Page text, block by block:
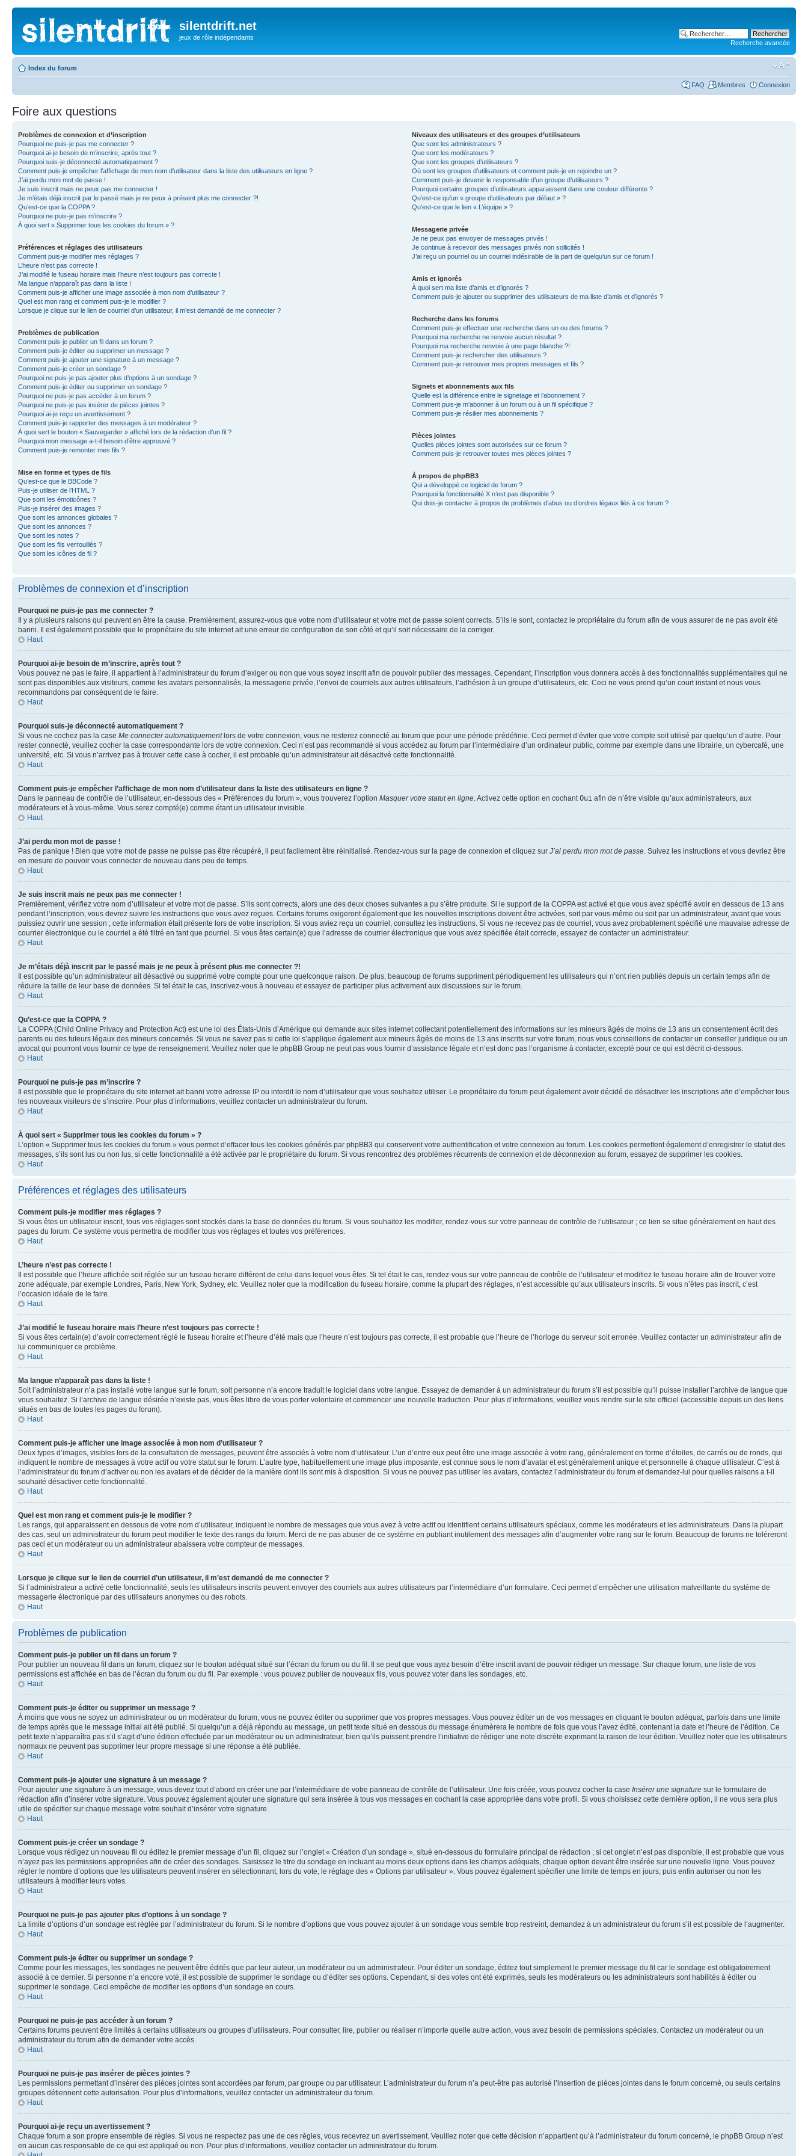
silentdrift.net
jeux de rôle indépendants
Recherche avancée
Index du forum
FAQ Membres Connexion
Foire aux questions
Problèmes de connexion et d’inscription
Pourquoi ne puis-je pas me connecter ?
Pourquoi ai-je besoin de m’inscrire, après tout ?
Pourquoi suis-je déconnecté automatiquement ?
Comment puis-je empêcher l’affichage de mon nom d’utilisateur dans la liste des utilisateurs en ligne ?
J’ai perdu mon mot de passe !
Je suis inscrit mais ne peux pas me connecter !
Je m’étais déjà inscrit par le passé mais je ne peux à présent plus me connecter ?!
Qu’est-ce que la COPPA ?
Pourquoi ne puis-je pas m’inscrire ?
À quoi sert « Supprimer tous les cookies du forum » ?
Préférences et réglages des utilisateurs
Comment puis-je modifier mes réglages ?
L’heure n’est pas correcte !
J’ai modifié le fuseau horaire mais l’heure n’est toujours pas correcte !
Ma langue n’apparaît pas dans la liste !
Comment puis-je afficher une image associée à mon nom d’utilisateur ?
Quel est mon rang et comment puis-je le modifier ?
Lorsque je clique sur le lien de courriel d’un utilisateur, il m’est demandé de me connecter ?
Problèmes de publication
Comment puis-je publier un fil dans un forum ?
Comment puis-je éditer ou supprimer un message ?
Comment puis-je ajouter une signature à un message ?
Comment puis-je créer un sondage ?
Pourquoi ne puis-je pas ajouter plus d’options à un sondage ?
Comment puis-je éditer ou supprimer un sondage ?
Pourquoi ne puis-je pas accéder à un forum ?
Pourquoi ne puis-je pas insérer de pièces jointes ?
Pourquoi ai-je reçu un avertissement ?
Comment puis-je rapporter des messages à un modérateur ?
À quoi sert le bouton « Sauvegarder » affiché lors de la rédaction d’un fil ?
Pourquoi mon message a-t-il besoin d’être approuvé ?
Comment puis-je remonter mes fils ?
Mise en forme et types de fils
Qu’est-ce que le BBCode ?
Puis-je utiliser de l’HTML ?
Que sont les émoticônes ?
Puis-je insérer des images ?
Que sont les annonces globales ?
Que sont les annonces ?
Que sont les notes ?
Que sont les fils verrouillés ?
Que sont les icônes de fil ?
Niveaux des utilisateurs et des groupes d’utilisateurs
Que sont les administrateurs ?
Que sont les modérateurs ?
Que sont les groupes d’utilisateurs ?
Où sont les groupes d’utilisateurs et comment puis-je en rejoindre un ?
Comment puis-je devenir le responsable d’un groupe d’utilisateurs ?
Pourquoi certains groupes d’utilisateurs apparaissent dans une couleur différente ?
Qu’est-ce qu’un « groupe d’utilisateurs par défaut » ?
Qu’est-ce que le lien « L’équipe » ?
Messagerie privée
Je ne peux pas envoyer de messages privés !
Je continue à recevoir des messages privés non sollicités !
J’ai reçu un pourriel ou un courriel indésirable de la part de quelqu’un sur ce forum !
Amis et ignorés
À quoi sert ma liste d’amis et d’ignorés ?
Comment puis-je ajouter ou supprimer des utilisateurs de ma liste d’amis et d’ignorés ?
Recherche dans les forums
Comment puis-je effectuer une recherche dans un ou des forums ?
Pourquoi ma recherche ne renvoie aucun résultat ?
Pourquoi ma recherche renvoie à une page blanche ?!
Comment puis-je rechercher des utilisateurs ?
Comment puis-je retrouver mes propres messages et fils ?
Signets et abonnements aux fils
Quelle est la différence entre le signetage et l’abonnement ?
Comment puis-je m’abonner à un forum ou à un fil spécifique ?
Comment puis-je résilier mes abonnements ?
Pièces jointes
Quelles pièces jointes sont autorisées sur ce forum ?
Comment puis-je retrouver toutes mes pièces jointes ?
À propos de phpBB3
Qui a développé ce logiciel de forum ?
Pourquoi la fonctionnalité X n’est pas disponible ?
Qui dois-je contacter à propos de problèmes d’abus ou d’ordres légaux liés à ce forum ?
Problèmes de connexion et d’inscription
Pourquoi ne puis-je pas me connecter ?
Il y a plusieurs raisons qui peuvent en être la cause. Premièrement, assurez-vous que votre nom d’utilisateur et votre mot de passe soient corrects. S’ils le sont, contactez le propriétaire du forum afin de vous assurer de ne pas avoir été
banni. Il est également possible que le propriétaire du site internet ait une erreur de configuration de son côté et qu’il soit nécessaire de la corriger.
Haut
Pourquoi ai-je besoin de m’inscrire, après tout ?
Vous pouvez ne pas le faire, il appartient à l’administrateur du forum d’exiger ou non que vous soyez inscrit afin de pouvoir publier des messages. Cependant, l’inscription vous donnera accès à des fonctionnalités supplémentaires qui ne
sont pas disponibles aux visiteurs, comme les avatars personnalisés, la messagerie privée, l’envoi de courriels aux autres utilisateurs, l’adhésion à un groupe d’utilisateurs, etc. Ceci ne vous prend qu’un court instant et nous vous
recommandons par conséquent de le faire.
Haut
Pourquoi suis-je déconnecté automatiquement ?
Si vous ne cochez pas la case Me connecter automatiquementlors de votre connexion, vous ne resterez connecté au forum que pour une période prédéfinie. Ceci permet d’éviter que votre compte soit utilisé par quelqu’un d’autre. Pour
rester connecté, veuillez cocher la case correspondante lors de votre connexion. Ceci n’est pas recommandé si vous accédez au forum par l’intermédiaire d’un ordinateur public, comme par exemple dans une librairie, un cybercafé, une
université, etc. Si vous n’arrivez pas à trouver cette case à cocher, il est probable qu’un administrateur ait désactivé cette fonctionnalité.
Haut
Comment puis-je empêcher l’affichage de mon nom d’utilisateur dans la liste des utilisateurs en ligne ?
Dans le panneau de contrôle de l’utilisateur, en-dessous des « Préférences du forum », vous trouverez l’option Masquer votre statut en ligne . Activez cette option en cochant Oui afin de n’être visible qu’aux administrateurs, aux
modérateurs et à vous-même. Vous serez compté(e) comme étant un utilisateur invisible.
Haut
J’ai perdu mon mot de passe !
Pas de panique ! Bien que votre mot de passe ne puisse pas être récupéré, il peut facilement être réinitialisé. Rendez-vous sur la page de connexion et cliquez sur J’ai perdu mon mot de passe . Suivez les instructions et vous devriez être
en mesure de pouvoir vous connecter de nouveau dans peu de temps.
Haut
Je suis inscrit mais ne peux pas me connecter !
Premièrement, vérifiez votre nom d’utilisateur et votre mot de passe. S’ils sont corrects, alors une des deux choses suivantes a pu s’être produite. Si le support de la COPPA est activé et que vous avez spécifié avoir en dessous de 13 ans
pendant l’inscription, vous devrez suivre les instructions que vous avez reçues. Certains forums exigeront également que les nouvelles inscriptions doivent être activées, soit par vous-même ou soit par un administrateur, avant que vous
puissiez ouvrir une session ; cette information était présente lors de votre inscription. Si vous aviez reçu un courriel, consultez les instructions. Si vous ne recevez pas de courriel, vous avez probablement spécifié une mauvaise adresse de
courrier électronique ou le courriel a été filtré en tant que pourriel. Si vous êtes certain(e) que l’adresse de courrier électronique que vous avez spécifiée était correcte, essayez de contacter un administrateur.
Haut
Je m’étais déjà inscrit par le passé mais je ne peux à présent plus me connecter ?!
Il est possible qu’un administrateur ait désactivé ou supprimé votre compte pour une quelconque raison. De plus, beaucoup de forums suppriment périodiquement les utilisateurs qui n’ont rien publiés depuis un certain temps afin de
réduire la taille de leur base de données. Si tel était le cas, inscrivez-vous à nouveau et essayez de participer plus activement aux discussions sur le forum.
Haut
Qu’est-ce que la COPPA ?
La COPPA (Child Online Privacy and Protection Act) est une loi des États-Unis d’Amérique qui demande aux sites internet collectant potentiellement des informations sur les mineurs âgés de moins de 13 ans un consentement écrit des
parents ou des tuteurs légaux des mineurs concernés. Si vous ne savez pas si cette loi s’applique également aux mineurs âgés de moins de 13 ans inscrits sur votre forum, nous vous conseillons de contacter un conseiller juridique ou un
avocat qui pourront vous fournir ce type de renseignement. Veuillez noter que le phpBB Group ne peut pas vous fournir d’assistance légale et n’est donc pas l’organisme à contacter, excepté pour ce qui est décrit ci-dessous.
Haut
Pourquoi ne puis-je pas m’inscrire ?
Il est possible que le propriétaire du site internet ait banni votre adresse IP ou interdit le nom d’utilisateur que vous souhaitez utiliser. Le propriétaire du forum peut également avoir décidé de désactiver les inscriptions afin d’empêcher tous
les nouveaux visiteurs de s’inscrire. Pour plus d’informations, veuillez contacter un administrateur du forum.
Haut
À quoi sert « Supprimer tous les cookies du forum » ?
L’option « Supprimer tous les cookies du forum » vous permet d’effacer tous les cookies générés par phpBB3 qui conservent votre authentification et votre connexion au forum. Les cookies permettent également d’enregistrer le statut des
messages, s’ils sont lus ou non lus, si cette fonctionnalité a été activée par le propriétaire du forum. Si vous rencontrez des problèmes récurrents de connexion et de déconnexion au forum, essayez de supprimer les cookies.
Haut
Préférences et réglages des utilisateurs
Comment puis-je modifier mes réglages ?
Si vous êtes un utilisateur inscrit, tous vos réglages sont stockés dans la base de données du forum. Si vous souhaitez les modifier, rendez-vous sur votre panneau de contrôle de l’utilisateur ; ce lien se situe généralement en haut des
pages du forum. Ce système vous permettra de modifier tous vos réglages et toutes vos préférences.
Haut
L’heure n’est pas correcte !
Il est possible que l’heure affichée soit réglée sur un fuseau horaire différent de celui dans lequel vous êtes. Si tel était le cas, rendez-vous sur votre panneau de contrôle de l’utilisateur et modifiez le fuseau horaire afin de trouver votre
zone adéquate, par exemple Londres, Paris, New York, Sydney, etc. Veuillez noter que la modification du fuseau horaire, comme la plupart des réglages, n’est accessible qu’aux utilisateurs inscrits. Si vous n’êtes pas inscrit, c’est
l’occasion idéale de le faire.
Haut
J’ai modifié le fuseau horaire mais l’heure n’est toujours pas correcte !
Si vous êtes certain(e) d’avoir correctement réglé le fuseau horaire et l’heure d’été mais que l’heure n’est toujours pas correcte, il est probable que l’heure de l’horloge du serveur soit erronée. Veuillez contacter un administrateur afin de
lui communiquer ce problème.
Haut
Ma langue n’apparaît pas dans la liste !
Soit l’administrateur n’a pas installé votre langue sur le forum, soit personne n’a encore traduit le logiciel dans votre langue. Essayez de demander à un administrateur du forum s’il est possible qu’il puisse installer l’archive de langue que
vous souhaitez. Si l’archive de langue désirée n’existe pas, vous êtes libre de vous porter volontaire et commencer une nouvelle traduction. Pour plus d’informations, veuillez vous rendre sur le site officiel (accessible depuis un des liens
situés en bas de toutes les pages du forum).
Haut
Comment puis-je afficher une image associée à mon nom d’utilisateur ?
Deux types d’images, visibles lors de la consultation de messages, peuvent être associés à votre nom d’utilisateur. L’un d’entre eux peut être une image associée à votre rang, généralement en forme d’étoiles, de carrés ou de ronds, qui
indiquent le nombre de messages à votre actif ou votre statut sur le forum. L’autre type, habituellement une image plus imposante, est connue sous le nom d’avatar et est généralement unique et personnelle à chaque utilisateur. C’est à
l’administrateur du forum d’activer ou non les avatars et de décider de la manière dont ils sont mis à disposition. Si vous ne pouvez pas utiliser les avatars, contactez l’administrateur du forum et demandez-lui pour quelles raisons a t-il
souhaité désactiver cette fonctionnalité.
Haut
Quel est mon rang et comment puis-je le modifier ?
Les rangs, qui apparaissent en dessous de votre nom d’utilisateur, indiquent le nombre de messages que vous avez à votre actif ou identifient certains utilisateurs spéciaux, comme les modérateurs et les administrateurs. Dans la plupart
des cas, seul un administrateur du forum peut modifier le texte des rangs du forum. Merci de ne pas abuser de ce système en publiant inutilement des messages afin d’augmenter votre rang sur le forum. Beaucoup de forums ne toléreront
pas ceci et un modérateur ou un administrateur abaissera votre compteur de messages.
Haut
Lorsque je clique sur le lien de courriel d’un utilisateur, il m’est demandé de me connecter ?
Si l’administrateur a activé cette fonctionnalité, seuls les utilisateurs inscrits peuvent envoyer des courriels aux autres utilisateurs par l’intermédiaire d’un formulaire. Ceci permet d’empêcher une utilisation malveillante du système de
messagerie électronique par des utilisateurs anonymes ou des robots.
Haut
Problèmes de publication
Comment puis-je publier un fil dans un forum ?
Pour publier un nouveau fil dans un forum, cliquez sur le bouton adéquat situé sur l’écran du forum ou du fil. Il se peut que vous ayez besoin d’être inscrit avant de pouvoir rédiger un message. Sur chaque forum, une liste de vos
permissions est affichée en bas de l’écran du forum ou du fil. Par exemple : vous pouvez publier de nouveaux fils, vous pouvez voter dans les sondages, etc.
Haut
Comment puis-je éditer ou supprimer un message ?
À moins que vous ne soyez un administrateur ou un modérateur du forum, vous ne pouvez éditer ou supprimer que vos propres messages. Vous pouvez éditer un de vos messages en cliquant le bouton adéquat, parfois dans une limite
de temps après que le message initial ait été publié. Si quelqu’un a déjà répondu au message, un petit texte situé en dessous du message énumèrera le nombre de fois que vous l’avez édité, contenant la date et l’heure de l’édition. Ce
petit texte n’apparaîtra pas s’il s’agit d’une édition effectuée par un modérateur ou un administrateur, bien qu’ils puissent prendre l’initiative de rédiger une note discrète exprimant la raison de leur édition. Veuillez noter que les utilisateurs
normaux ne peuvent pas supprimer leur propre message si une réponse a été publiée.
Haut
Comment puis-je ajouter une signature à un message ?
Pour ajouter une signature à un message, vous devez tout d’abord en créer une par l’intermédiaire de votre panneau de contrôle de l’utilisateur. Une fois créée, vous pouvez cocher la case Insérer une signature sur le formulaire de
rédaction afin d’insérer votre signature. Vous pouvez également ajouter une signature qui sera insérée à tous vos messages en cochant la case appropriée dans votre profil. Si vous choisissez cette dernière option, il ne vous sera plus
utile de spécifier sur chaque message votre souhait d’insérer votre signature.
Haut
Comment puis-je créer un sondage ?
Lorsque vous rédigez un nouveau fil ou éditez le premier message d’un fil, cliquez sur l’onglet « Création d’un sondage », situé en-dessous du formulaire principal de rédaction ; si cet onglet n’est pas disponible, il est probable que vous
n’ayez pas les permissions appropriées afin de créer des sondages. Saisissez le titre du sondage en incluant au moins deux options dans les champs adéquats, chaque option devant être insérée sur une nouvelle ligne. Vous pouvez
régler le nombre d’options que les utilisateurs peuvent insérer en sélectionnant, lors du vote, le réglage des « Options par utilisateur ». Vous pouvez également spécifier une limite de temps en jours, puis enfin autoriser ou non les
utilisateurs à modifier leurs votes.
Haut
Pourquoi ne puis-je pas ajouter plus d’options à un sondage ?
La limite d’options d’un sondage est réglée par l’administrateur du forum. Si le nombre d’options que vous pouvez ajouter à un sondage vous semble trop restreint, demandez à un administrateur du forum s’il est possible de l’augmenter.
Haut
Comment puis-je éditer ou supprimer un sondage ?
Comme pour les messages, les sondages ne peuvent être édités que par leur auteur, un modérateur ou un administrateur. Pour éditer un sondage, éditez tout simplement le premier message du fil car le sondage est obligatoirement
associé à ce dernier. Si personne n’a encore voté, il est possible de supprimer le sondage ou d’éditer ses options. Cependant, si des votes ont été exprimés, seuls les modérateurs ou les administrateurs sont habilités à éditer ou
supprimer le sondage. Ceci empêche de modifier les options d’un sondage en cours.
Haut
Pourquoi ne puis-je pas accéder à un forum ?
Certains forums peuvent être limités à certains utilisateurs ou groupes d’utilisateurs. Pour consulter, lire, publier ou réaliser n’importe quelle autre action, vous avez besoin de permissions spéciales. Contactez un modérateur ou un
administrateur du forum afin de demander votre accès.
Haut
Pourquoi ne puis-je pas insérer de pièces jointes ?
Les permissions permettant d’insérer des pièces jointes sont accordées par forum, par groupe ou par utilisateur. L’administrateur du forum n’a peut-être pas autorisé l’insertion de pièces jointes dans le forum concerné, ou seuls certains
groupes détiennent cette autorisation. Pour plus d’informations, veuillez contacter un administrateur du forum.
Haut
Pourquoi ai-je reçu un avertissement ?
Chaque forum a son propre ensemble de règles. Si vous ne respectez pas une de ces règles, vous recevrez un avertissement. Veuillez noter que cette décision n’appartient qu’à l’administrateur du forum concerné, le phpBB Group n’est
en aucun cas responsable de ce qui est appliqué ou non. Pour plus d’informations, veuillez contacter un administrateur du forum.